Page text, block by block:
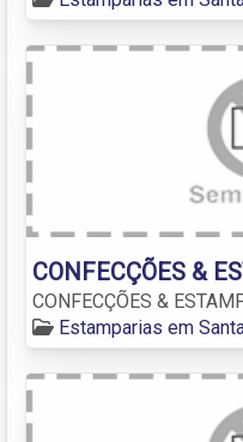
CONFECÇÕES &
CONFECÇÕES &
Estamparias em